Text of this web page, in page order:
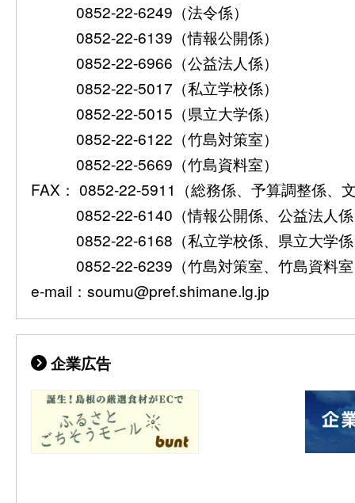
0852-22-6249（法令係）
0852-22-6139（情報公開係）
0852-22-6966（公益法人係）
0852-22-5017（私立学校係）
0852-22-5015（県立大学係）
0852-22-6122（竹島対策室）
0852-22-5669（竹島資料室）
FAX： 0852-22-5911（総務係、予算調整係、
0852-22-6140（情報公開係、公益法人
0852-22-6168（私立学校係、県立大学
0852-22-6239（竹島対策室、竹島資料
e-mail：soumu@pref.shimane.lg.jp
企業広告